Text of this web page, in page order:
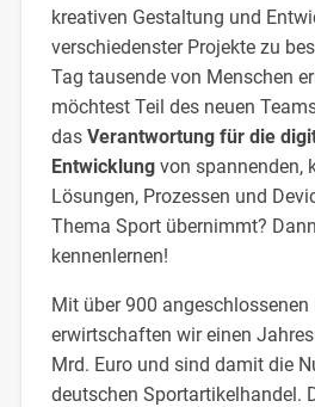
kreativen Gestaltung und
verschiedenster Projekte zu
Tag tausende von Menschen
möchtest Teil des neuen
das Verantwortung für die
Entwicklungvon spannenden,
Lösungen, Prozessen und
Thema Sport übernimmt?
kennenlernen!
Mit über 900 angeschlossenen
erwirtschaften wir einen
Mrd. Euro und sind damit die
deutschen Sportartikelhandel.